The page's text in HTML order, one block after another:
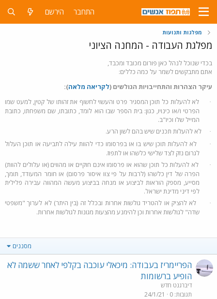
התחבר הירשם
מפלגות ותנועות
מפלגת העבודה - המחנה הציוני
בכדי שנוכל לנהל כאן פורום מכובד ומכבד,
אתם מתבקשים לשמר על כמה כללים:
עיקר הצהרות והתחייבויות הגולשים (לקריאה מלאה):
·
לא להעלות כל תוכן המסגיר פרט והעשוי לחשוף את זהותו של קטין, למעט שמו
הפרטי ו/או כינויו, כגון: בית הספר שבו הוא לומד, כתובתו, שם משפחתו, כתובת
המייל שלו וכיו"ב.
· לא להעלות תכנים שיש בהם לשון הרע.
·
לא להעלות תוכן שיש בו או בפרסומו כדי להוות עילה לתביעה או תוכן העלול
לגרום נזק לצד שלישי כלשהו או לתפוז.
·
לא להעלות כל תוכן שהוא או פרסומו אינם חוקיים או מהווים (או עלולים להוות)
הפרה של דין כלשהו (לרבות על פי צוו איסור פרסום) או חומר המעודד, תומך,
מסייע, מספק הוראות לביצוע או מנחה בביצוע מעשה המהווה עבירה פלילית
לפי דיני מדינת ישראל.
·
לא להציק או להטריד גולשות אחרות ובכלל זה (בין היתר) לא לערוך "משפטי
שדה" לגולשות אחרות וכן להימנע מהצעות מגונות לגולשות אחרות.
מסננים
הפריימריז בעבודה: מיכאלי עוכבה בקלפי לאחר ששמה לא
הופיע ברשומות
דיברגנט חדש
תגובות 0
24/1/21